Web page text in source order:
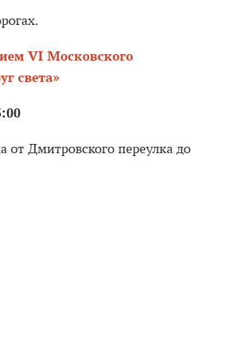
VI Московского
света»
от Дмитровского переулка до